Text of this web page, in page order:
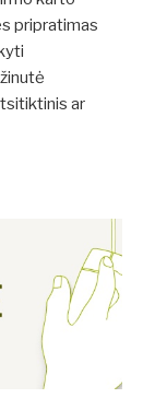
pripratimas
ar